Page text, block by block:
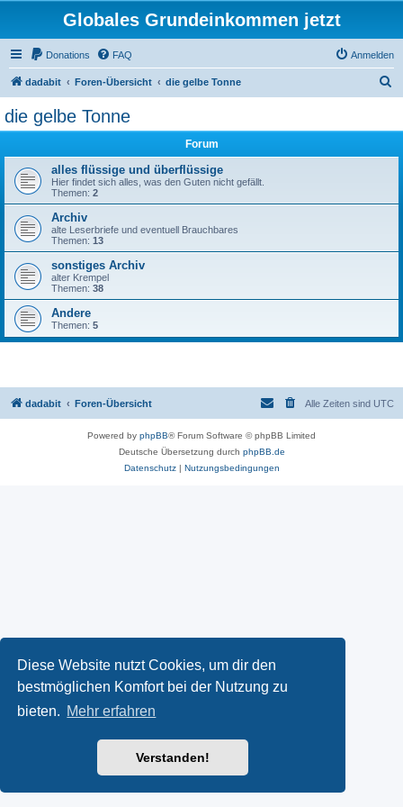
Diese Website nutzt Cookies, um dir den
bestmöglichen Komfort bei der Nutzung zu
bieten. Mehr erfahren
Verstanden!
Globales Grundeinkommen jetzt
Donations FAQ Anmelden
dadabit Foren-Übersicht die gelbe Tonne
die gelbe Tonne
Forum
alles flüssige und überflüssige
Hier findet sich alles, was den Guten nicht gefällt.
Themen: 2
Archiv
alte Leserbriefe und eventuell Brauchbares
Themen: 13
sonstiges Archiv
alter Krempel
Themen: 38
Andere
Themen: 5
dadabit Foren-Übersicht Alle Zeiten sind UTC
Powered by phpBB® Forum Software © phpBB Limited
Deutsche Übersetzung durch phpBB.de
Datenschutz| Nutzungsbedingungen